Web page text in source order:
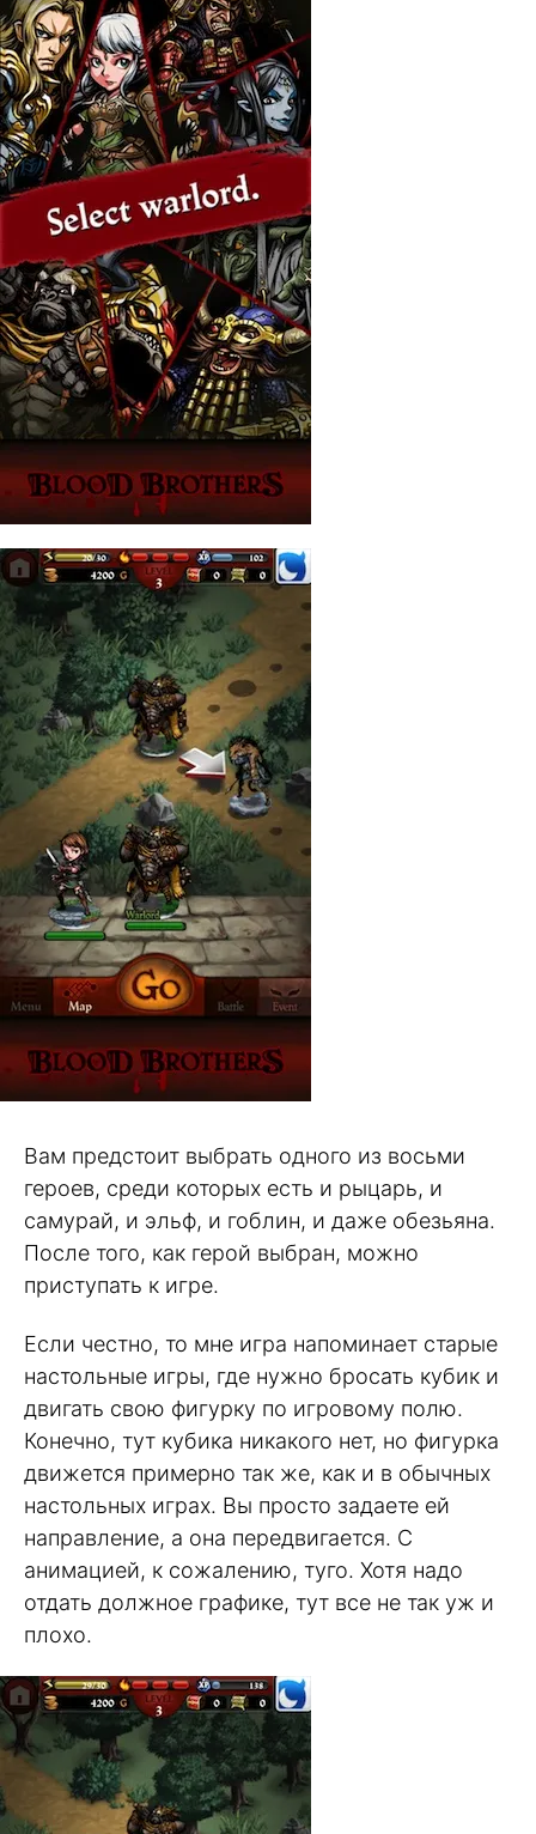
Вам предстоит выбрать одного из восьми
героев, среди которых есть и рыцарь, и
самурай, и эльф, и гоблин, и даже обезьяна.
После того, как герой выбран, можно
приступать к игре.
Если честно, то мне игра напоминает старые
настольные игры, где нужно бросать кубик и
двигать свою фигурку по игровому полю.
Конечно, тут кубика никакого нет, но фигурка
движется примерно так же, как и в обычных
настольных играх. Вы просто задаете ей
направление, а она передвигается. С
анимацией, к сожалению, туго. Хотя надо
отдать должное графике, тут все не так уж и
плохо.